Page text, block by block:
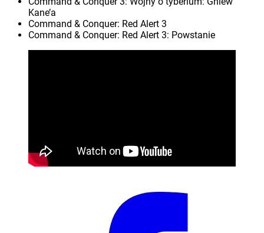
Kane’a
Command & Conquer: Red Alert 3
Command & Conquer: Red Alert 3: Powstanie